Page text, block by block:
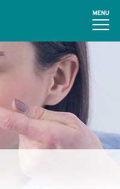
MENU